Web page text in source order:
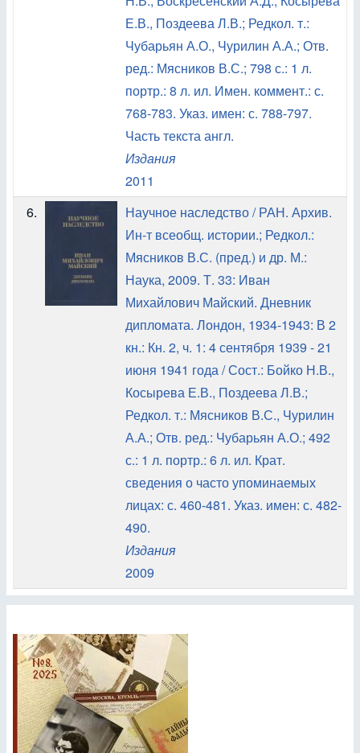
Е.В., Поздеева Л.В.; Редкол. т.:
Чубарьян А.О., Чурилин А.А.; Отв.
ред.: Мясников В.С.; 798 с.: 1 л.
портр.: 8 л. ил. Имен. коммент.: с.
768-783. Указ. имен: с. 788-797.
Часть текста англ.
Издания
2011
6.
Научное наследство / РАН. Архив.
Ин-т всеобщ. истории.; Редкол.:
Мясников В.С. (пред.) и др. М.:
Наука, 2009. Т. 33: Иван
Михайлович Майский. Дневник
дипломата. Лондон, 1934-1943: В 2
кн.: Кн. 2, ч. 1: 4 сентября 1939 - 21
июня 1941 года / Сост.: Бойко Н.В.,
Косырева Е.В., Поздеева Л.В.;
Редкол. т.: Мясников В.С., Чурилин
А.А.; Отв. ред.: Чубарьян А.О.; 492
с.: 1 л. портр.: 6 л. ил. Крат.
сведения о часто упоминаемых
лицах: с. 460-481. Указ. имен: с. 482-
490.
Издания
2009